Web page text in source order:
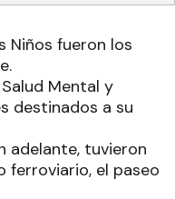
Niños fueron los
Mental y
destinados a su
adelante, tuvieron
ferroviario, el paseo